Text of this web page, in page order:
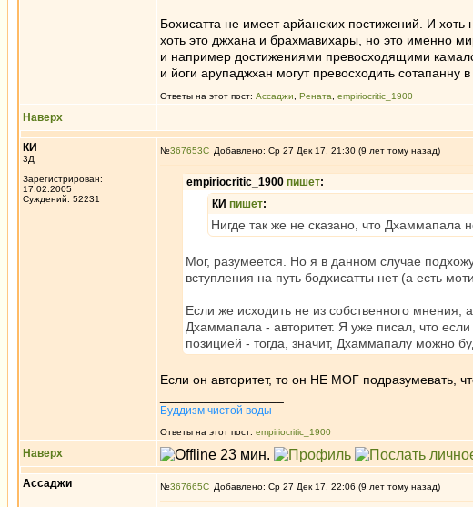
Бохисатта не имеет арйанских постижений. И
хоть это джхана и брахмавихары, но это именно
и например достижениями превосходящими
и йоги арупаджхан могут превосходить сотапанну
Ответы на этот пост: Ассаджи Рената empiriocritic_1900
Наверх
КИ
3Д
Зарегистрирован:
17.02.2005
Суждений: 52231
№367653 Добавлено: Ср 27 Дек 17, 21:30 (9 лет тому назад)
empiriocritic_1900 пишет:
КИ пишет:
Нигде так же не сказано, что Дхаммапала
Мог, разумеется. Но я в данном случае
вступления на путь бодхисатты нет (а есть
Если же исходить не из собственного мнения,
Дхаммапала - авторитет. Я уже писал, что
позицией - тогда, значит, Дхаммапалу можно
Если он авторитет, то он НЕ МОГ подразумевать,
Буддизм чистой воды
Ответы на этот пост: empiriocritic_1900
Наверх
Ассаджи №367665 Добавлено: Ср 27 Дек 17, 22:06 (9 лет тому назад)